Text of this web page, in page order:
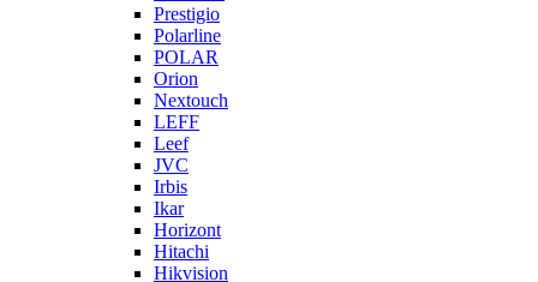
Prestigio
Polarline
POLAR
Orion
Nextouch
LEFF
Leef
JVC
Irbis
Ikar
Horizont
Hitachi
Hikvision